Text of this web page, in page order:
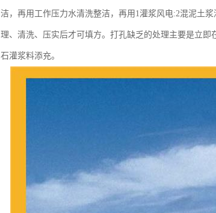
洁，再用工作压力水清洗整洁，再用1灌浆风电:2混泥土
理、清洗、压实后才可填方。打孔缺乏的处理主要是立
石灌浆料添充。